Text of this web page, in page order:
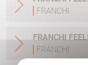
FRANCHI
FRANCHI
FRANCHI